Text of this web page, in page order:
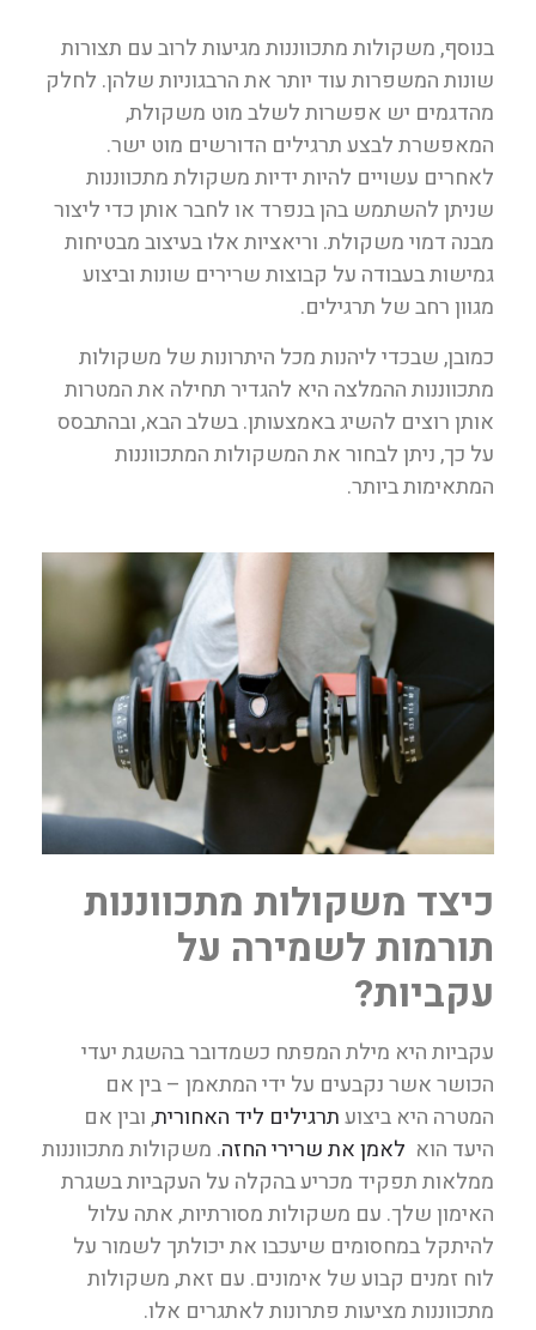
בנוסף, משקולות מתכווננות מגיעות לרוב עם תצורות
שונות המשפרות עוד יותר את הרבגוניות שלהן. לחלק
מהדגמים יש אפשרות לשלב מוט משקולת,
המאפשרת לבצע תרגילים הדורשים מוט ישר.
לאחרים עשויים להיות ידיות משקולת מתכווננות
שניתן להשתמש בהן בנפרד או לחבר אותן כדי ליצור
מבנה דמוי משקולת. וריאציות אלו בעיצוב מבטיחות
גמישות בעבודה על קבוצות שרירים שונות וביצוע
מגוון רחב של תרגילים.
כמובן, שבכדי ליהנות מכל היתרונות של משקולות
מתכווננות ההמלצה היא להגדיר תחילה את המטרות
אותן רוצים להשיג באמצעותן. בשלב הבא, ובהתבסס
על כך, ניתן לבחור את המשקולות המתכווננות
המתאימות ביותר.
כיצד משקולות מתכווננות
תורמות לשמירה על
עקביות?
עקביות היא מילת המפתח כשמדובר בהשגת יעדי
הכושר אשר נקבעים על ידי המתאמן – בין אם
המטרה היא ביצועתרגילים ליד האחורית, ובין אם
היעד הוא לאמן את שרירי החזה. משקולות מתכווננות
ממלאות תפקיד מכריע בהקלה על העקביות בשגרת
האימון שלך. עם משקולות מסורתיות, אתה עלול
להיתקל במחסומים שיעכבו את יכולתך לשמור על
לוח זמנים קבוע של אימונים. עם זאת, משקולות
מתכווננות מציעות פתרונות לאתגרים אלו.